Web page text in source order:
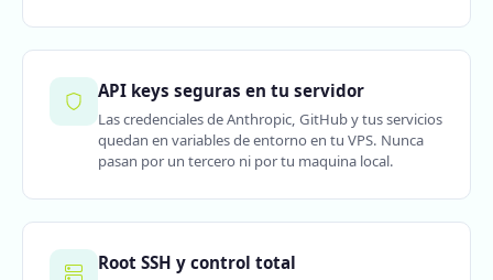
API keys seguras en tu servidor
Las credenciales de Anthropic, GitHub y tus servicios
quedan en variables de entorno en tu VPS. Nunca
pasan por un tercero ni por tu maquina local.
Root SSH y control total